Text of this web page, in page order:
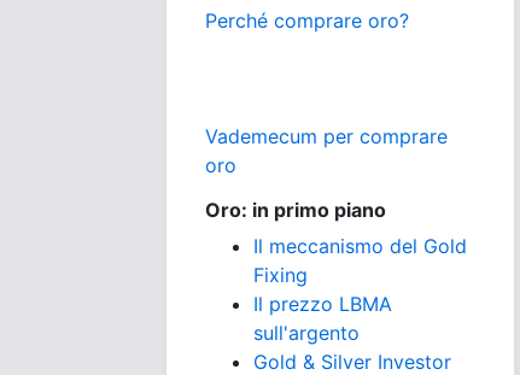
Perché comprare oro?
Vademecum per comprare
oro
Oro: in primo piano
Il meccanismo del Gold
Fixing
Il prezzo LBMA
sull'argento
Gold & Silver Investor